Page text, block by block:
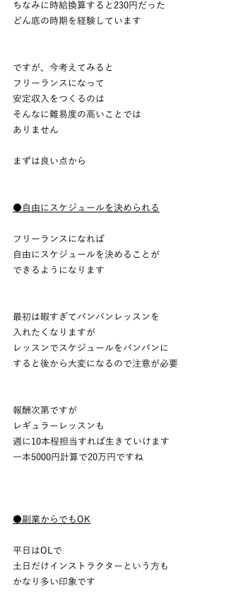
ちなみに時給換算すると230円だった
どん底の時期を経験しています
ですが、今考えてみると
フリーランスになって
安定収入をつくるのは
そんなに難易度の高いことでは
ありません
まずは良い点から
●自由にスケジュールを決められる
フリーランスになれば
自由にスケジュールを決めることが
できるようになります
最初は暇すぎてバンバンレッスンを
入れたくなりますが
レッスンでスケジュールをパンパンに
すると後から大変になるので注意が必要
報酬次第ですが
レギュラーレッスンも
週に10本程担当すれば生きていけます
一本5000円計算で20万円ですね
●副業からでもOK
平日はOLで
土日だけインストラクターという方も
かなり多い印象です